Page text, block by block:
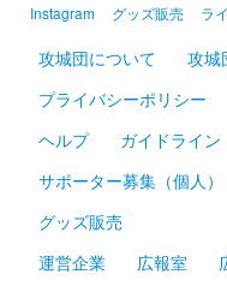
小幡城 御城印
長野剛氏による織田信長
城印サミットで先行販売
小幡城 御城印
200枚限定
Instagram
グッズ販売 ラ
攻城団について 攻城
プライバシーポリシー
ヘルプ
ガイドライン
サポーター募集（個人）
グッズ販売
運営企業
広報室